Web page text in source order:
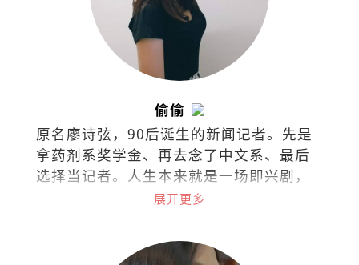
偷偷
原名廖诗弦，90后诞生的新闻记者。先是
拿药剂系奖学金、再去念了中文系、最后
选择当记者。人生本来就是一场即兴剧，
无需固定脚本，只需勇气和创造力。
展开更多